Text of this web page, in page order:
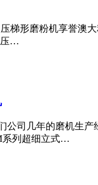
梯形磨粉机享誉澳
压…
公司几年的磨机生
系列超细立式…